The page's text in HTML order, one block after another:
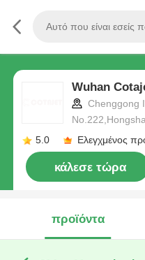
Wuhan
Chenggong
5.0
Ελεγχμένος
κάλεσε τώρα
προϊόντα